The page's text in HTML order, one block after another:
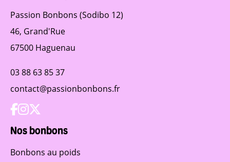
Passion Bonbons (Sodibo 12)
46, Grand'Rue
67500 Haguenau
03 88 63 85 37
contact@passionbonbons.fr
Nos bonbons
Bonbons au poids